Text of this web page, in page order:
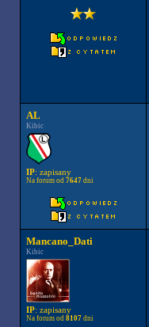
AL
Kibic
IP: zapisany
Na forum od 7647dni
Mancano_Dati
Kibic
IP: zapisany
Na forum od 8107dni